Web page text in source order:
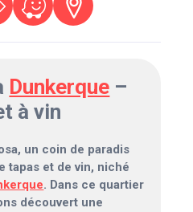
Dunkerque –
à vin
un coin de paradis
tapas et de vin, niché
. Dans ce quartier
découvert une